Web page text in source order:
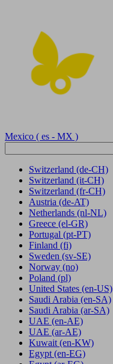
Mexico ( es - MX )
Switzerland (de-CH)
Switzerland (it-CH)
Switzerland (fr-CH)
Austria (de-AT)
Netherlands (nl-NL)
Greece (el-GR)
Portugal (pt-PT)
Finland (fi)
Sweden (sv-SE)
Norway (no)
Poland (pl)
United States (en-US)
Saudi Arabia (en-SA)
Saudi Arabia (ar-SA)
UAE (en-AE)
UAE (ar-AE)
Kuwait (en-KW)
Egypt (en-EG)